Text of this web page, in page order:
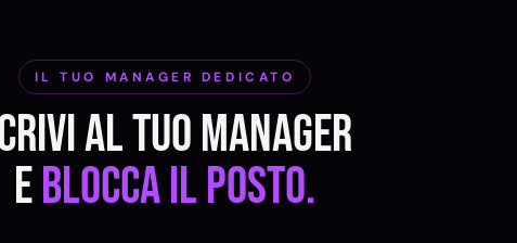
IL TUO MANAGER DEDICATO
al tuo manager
eblocca il posto.